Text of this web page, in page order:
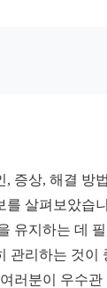
증상, 해결 방
를 살펴보았습
유지하는 데
관리하는 것이
러분이 우수